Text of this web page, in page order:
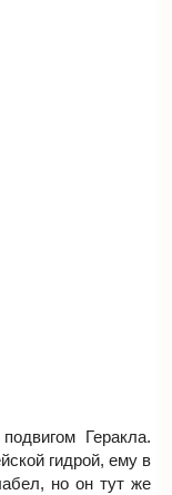
Геракла.
гидрой, ему в
но он тут же